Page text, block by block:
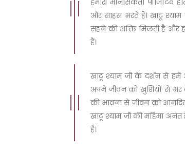
हमारी मानसिकता पॉजिटिव
और साहस भरते हैं। खाटू
सहने की शक्ति मिलती है और
हैं।
खाटू श्याम जी के दर्शन से
अपने जीवन को खुशियों से भर
की भावना से जीवन को
खाटू श्याम जी की महिमा अनंत
है।